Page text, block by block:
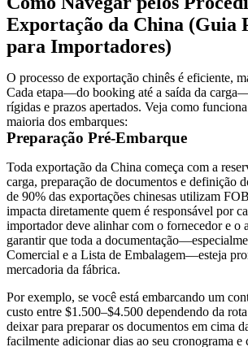
Exportação da China (Guia
para Importadores)
O processo de exportação chinês é eficiente,
Cada etapa—do booking até a saída da
rígidas e prazos apertados. Veja como
maioria dos embarques:
Preparação Pré-Embarque
Toda exportação da China começa com a
carga, preparação de documentos e definição
de 90% das exportações chinesas utilizam
impacta diretamente quem é responsável por
importador deve alinhar com o fornecedor e o
garantir que toda a
Comercial e a Lista de Embalagem—esteja
mercadoria da fábrica.
Por exemplo, se você está embarcando um
custo entre $1.500–$4.500 dependendo da
deixar para preparar os documentos em cima
facilmente adicionar dias ao seu cronograma e